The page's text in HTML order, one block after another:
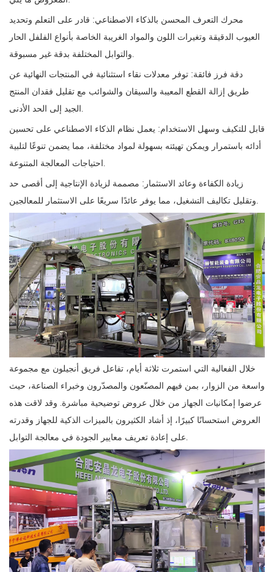
محرك التعرف المحسن بالذكاء الاصطناعي: قادر على التعلم وتحديد
العيوب الدقيقة وتغيرات اللون والمواد الغريبة الخاصة بأنواع الفلفل الحار
والتوابل المختلفة بدقة غير مسبوقة.
دقة فرز فائقة: توفر معدلات نقاء استثنائية في المنتجات النهائية عن
طريق إزالة القطع المعيبة والسيقان والشوائب مع تقليل فقدان المنتج
الجيد إلى الحد الأدنى.
قابل للتكيف وسهل الاستخدام: يعمل نظام الذكاء الاصطناعي على تحسين
أدائه باستمرار ويمكن تهيئته بسهولة لمواد مختلفة، مما يضمن تنوعًا لتلبية
احتياجات المعالجة المتنوعة.
زيادة الكفاءة وعائد الاستثمار: مصممة لزيادة الإنتاجية إلى أقصى حد
وتقليل تكاليف التشغيل، مما يوفر عائدًا سريعًا على الاستثمار للمعالجين.
خلال الفعالية التي استمرت ثلاثة أيام، تفاعل فريق أنجيلون مع مجموعة
واسعة من الزوار، بمن فيهم المصنّعون والمصدّرون وخبراء الصناعة، حيث
عرضوا إمكانيات الجهاز من خلال عروض توضيحية مباشرة. وقد لاقت هذه
العروض استحسانًا كبيرًا، إذ أشاد الكثيرون بالميزات الذكية للجهاز وقدرته
على إعادة تعريف معايير الجودة في معالجة التوابل.